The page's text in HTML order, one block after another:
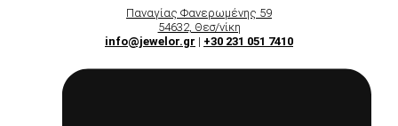
Παναγίας Φανερωμένης 59
54632, Θεσ/νίκη
info@jewelor.gr | +30 231 051 7410